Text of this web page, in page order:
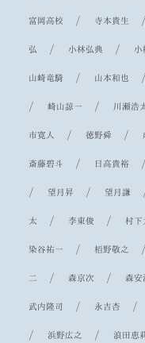
富岡高校 / 寺本貴生
弘 / 小林弘典 / 小
山崎竜騎 / 山本和也
/ 崎山諒一 / 川瀬浩
市寛人 /徳野舜 /
斎藤碧斗 / 日高貴裕
/ 望月昇 / 望月謙
太 / 李東俊 / 村下
染谷祐一 / 栢野敬之
二 / 森京次 / 森安
武内隆司 / 永吉杏
/ 浜野広之 / 浪田恵